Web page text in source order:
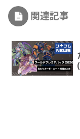
関連記事